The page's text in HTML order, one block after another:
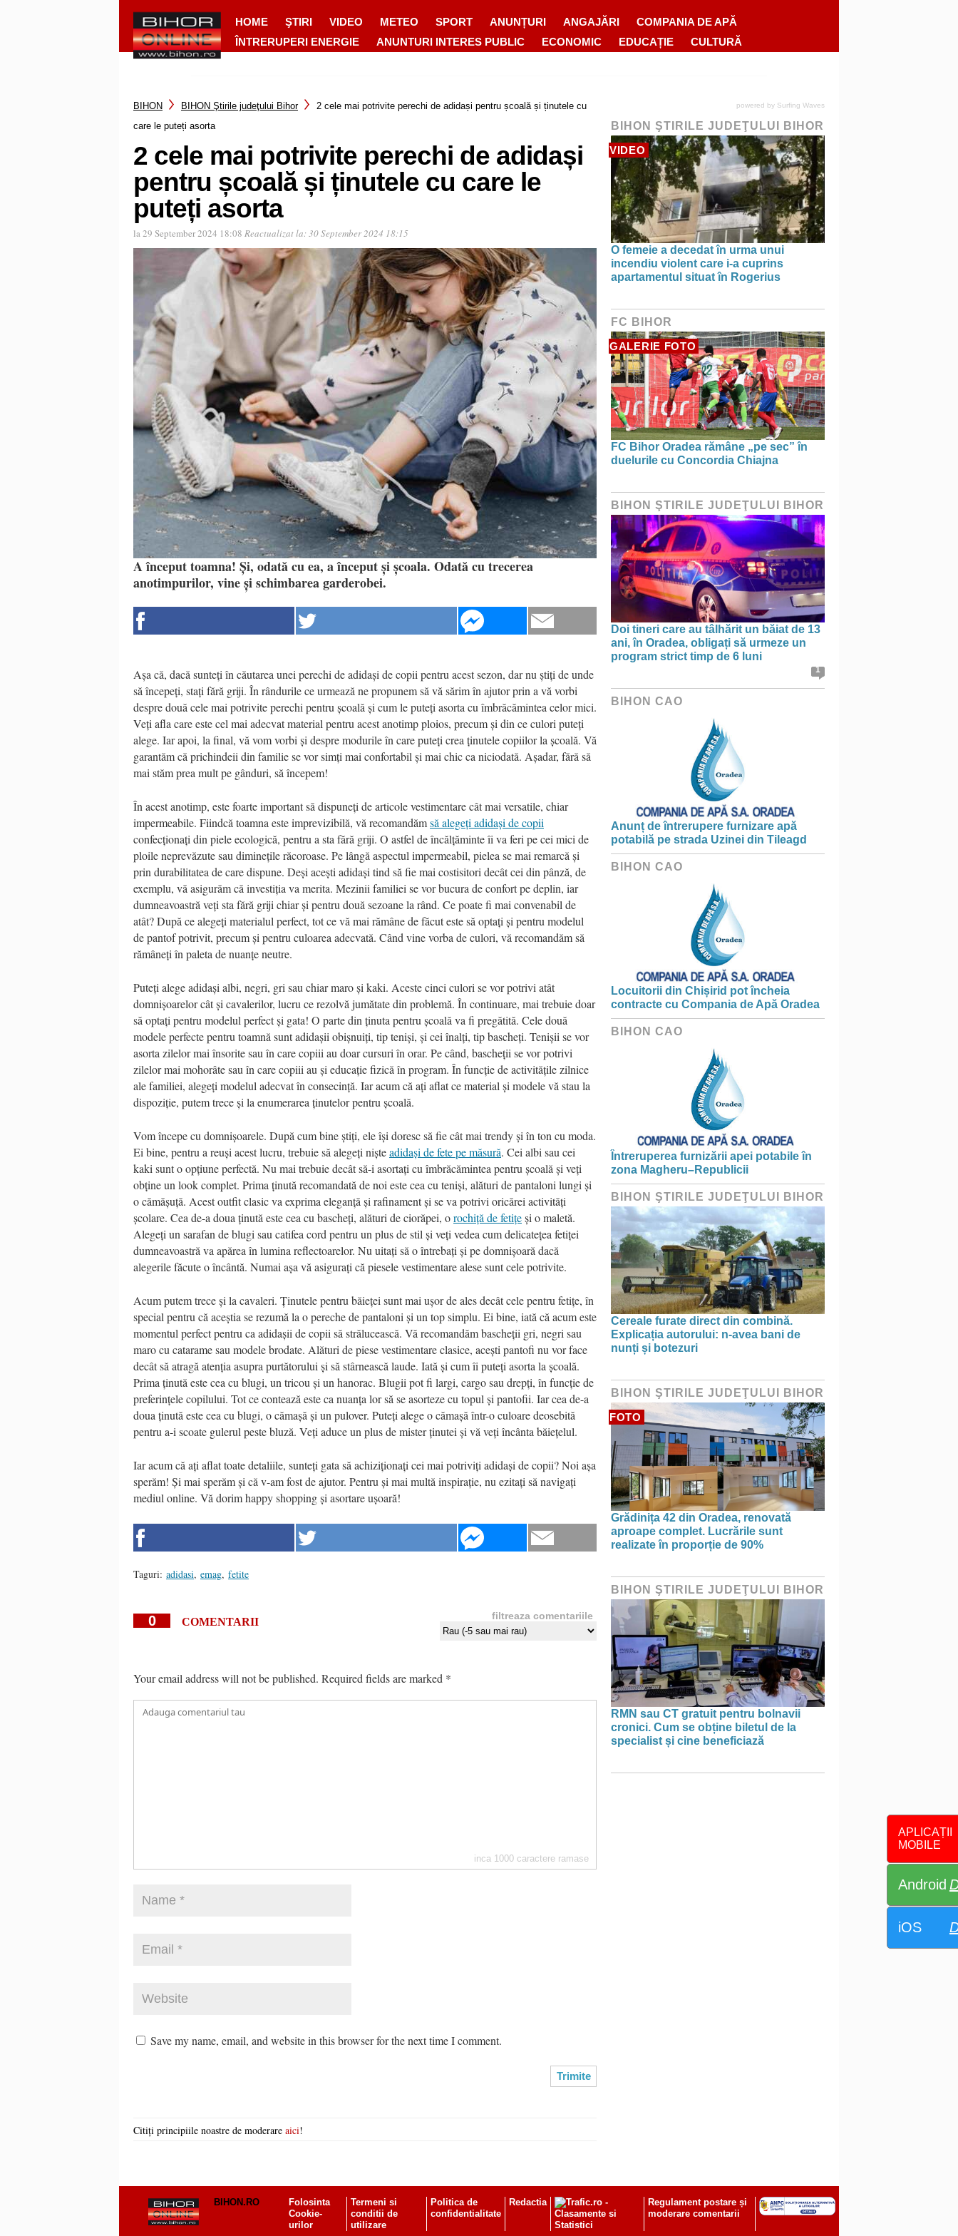
HOME ŞTIRI VIDEO METEO SPORT ANUNȚURI ANGAJĂRI
COMPANIA DE APĂ
ÎNTRERUPERI ENERGIE
ANUNTURI INTERES PUBLIC ECONOMIC EDUCAȚIE CULTURĂ
APLICAȚII
MOBILE
Android
iOS
BIHON BIHON Ştirile judeţului Bihor
2 cele mai potrivite perechi de adidași pentru școală și ținutele cu
care le puteți asorta
2 cele mai potrivite perechi de adidași
pentru școală și ținutele cu care le
puteți asorta
la 29 September 2024 18:08 Reactualizat la:30 September 2024 18:15
A început toamna! Și, odată cu ea, a început și școala. Odată cu trecerea
anotimpurilor, vine și schimbarea garderobei.
Așa că, dacă sunteți în căutarea unei perechi de adidași de copii pentru acest sezon, dar nu știți de unde
să începeți, stați fără griji. În rândurile ce urmează ne propunem să vă sărim în ajutor prin a vă vorbi
despre două cele mai potrivite perechi pentru școală și cum le puteți asorta cu îmbrăcămintea celor mici.
Veți afla care este cel mai adecvat material pentru acest anotimp ploios, precum și din ce culori puteți
alege. Iar apoi, la final, vă vom vorbi și despre modurile în care puteți crea ținutele copiilor la școală. Vă
garantăm că prichindeii din familie se vor simți mai confortabil și mai chic ca niciodată. Așadar, fără să
mai stăm prea mult pe gânduri, să începem!
În acest anotimp, este foarte important să dispuneți de articole vestimentare cât mai versatile, chiar
impermeabile. Fiindcă toamna este imprevizibilă, vă recomandămsă alegeți adidași de copii
confecționați din piele ecologică, pentru a sta fără griji. O astfel de încălțăminte îi va feri pe cei mici de
ploile neprevăzute sau diminețile răcoroase. Pe lângă aspectul impermeabil, pielea se mai remarcă și
prin durabilitatea de care dispune. Deși acești adidași tind să fie mai costisitori decât cei din pânză, de
exemplu, vă asigurăm că investiția va merita. Mezinii familiei se vor bucura de confort pe deplin, iar
dumneavoastră veți sta fără griji chiar și pentru două sezoane la rând. Ce poate fi mai convenabil de
atât? După ce alegeți materialul perfect, tot ce vă mai rămâne de făcut este să optați și pentru modelul
de pantof potrivit, precum și pentru culoarea adecvată. Când vine vorba de culori, vă recomandăm să
rămâneți în paleta de nuanțe neutre.
Puteți alege adidași albi, negri, gri sau chiar maro și kaki. Aceste cinci culori se vor potrivi atât
domnișoarelor cât și cavalerilor, lucru ce rezolvă jumătate din problemă. În continuare, mai trebuie doar
să optați pentru modelul perfect și gata! O parte din ținuta pentru școală va fi pregătită. Cele două
modele perfecte pentru toamnă sunt adidașii obișnuiți, tip teniși, și cei înalți, tip bascheți. Tenișii se vor
asorta zilelor mai însorite sau în care copiii au doar cursuri în orar. Pe când, bascheții se vor potrivi
zilelor mai mohorâte sau în care copiii au și educație fizică în program. În funcție de activitățile zilnice
ale familiei, alegeți modelul adecvat în consecință. Iar acum că ați aflat ce material și modele vă stau la
dispoziție, putem trece și la enumerarea ținutelor pentru școală.
Vom începe cu domnișoarele. După cum bine știți, ele își doresc să fie cât mai trendy și în ton cu moda.
Ei bine, pentru a reuși acest lucru, trebuie să alegeți nișteadidași de fete pe măsură. Cei albi sau cei
kaki sunt o opțiune perfectă. Nu mai trebuie decât să-i asortați cu îmbrăcămintea pentru școală și veți
obține un look complet. Prima ținută recomandată de noi este cea cu teniși, alături de pantaloni lungi și
o cămășuță. Acest outfit clasic va exprima eleganță și rafinament și se va potrivi oricărei activități
școlare. Cea de-a doua ținută este cea cu bascheți, alături de ciorăpei, orochiță de fetițeși o maletă.
Alegeți un sarafan de blugi sau catifea cord pentru un plus de stil și veți vedea cum delicatețea fetiței
dumneavoastră va apărea în lumina reflectoarelor. Nu uitați să o întrebați și pe domnișoară dacă
alegerile făcute o încântă. Numai așa vă asigurați că piesele vestimentare alese sunt cele potrivite.
Acum putem trece și la cavaleri. Ținutele pentru băieței sunt mai ușor de ales decât cele pentru fetițe, în
special pentru că aceștia se rezumă la o pereche de pantaloni și un top simplu. Ei bine, iată că acum este
momentul perfect pentru ca adidașii de copii să strălucească. Vă recomandăm bascheții gri, negri sau
maro cu catarame sau modele brodate. Alături de piese vestimentare clasice, acești pantofi nu vor face
decât să atragă atenția asupra purtătorului și să stârnească laude. Iată și cum îi puteți asorta la școală.
Prima ținută este cea cu blugi, un tricou și un hanorac. Blugii pot fi largi, cargo sau drepți, în funcție de
preferințele copilului. Tot ce contează este ca nuanța lor să se asorteze cu topul și pantofii. Iar cea de-a
doua ținută este cea cu blugi, o cămașă și un pulover. Puteți alege o cămașă într-o culoare deosebită
pentru a-i scoate gulerul peste bluză. Veți aduce un plus de mister ținutei și vă veți încânta băiețelul.
Iar acum că ați aflat toate detaliile, sunteți gata să achiziționați cei mai potriviți adidași de copii? Noi așa
sperăm! Și mai sperăm și că v-am fost de ajutor. Pentru și mai multă inspirație, nu ezitați să navigați
mediul online. Vă dorim happy shopping și asortare ușoară!
Taguri: adidasi, emag, fetite
0 COMENTARII filtreaza comentariile
Your email address will not be published. Required fields are marked *
inca 1000 caractere ramase
Save my name, email, and website in this browser for the next time I comment.
Citiți principiile noastre de moderare aici!
powered by Surfing Waves
BIHON ŞTIRILE JUDEŢULUI BIHOR
VIDEO
O femeie a decedat în urma unui
incendiu violent care i-a cuprins
apartamentul situat în Rogerius
FC BIHOR
GALERIE FOTO
FC Bihor Oradea rămâne „pe sec” în
duelurile cu Concordia Chiajna
BIHON ŞTIRILE JUDEŢULUI BIHOR
Doi tineri care au tâlhărit un băiat de 13
ani, în Oradea, obligați să urmeze un
program strict timp de 6 luni
1
BIHON CAO
Anunț de întrerupere furnizare apă
potabilă pe strada Uzinei din Tileagd
BIHON CAO
Locuitorii din Chișirid pot încheia
contracte cu Compania de Apă Oradea
BIHON CAO
Întreruperea furnizării apei potabile în
zona Magheru–Republicii
BIHON ŞTIRILE JUDEŢULUI BIHOR
Cereale furate direct din combină.
Explicația autorului: n-avea bani de
nunți și botezuri
BIHON ŞTIRILE JUDEŢULUI BIHOR
FOTO
Grădinița 42 din Oradea, renovată
aproape complet. Lucrările sunt
realizate în proporție de 90%
BIHON ŞTIRILE JUDEŢULUI BIHOR
RMN sau CT gratuit pentru bolnavii
cronici. Cum se obține biletul de la
specialist și cine beneficiază
BIHON.RO
Folosinta
Cookie-
urilor
Termeni si
conditii de
utilizare
Politica de
confidentialitate
Redactia
Regulament postare și
moderare comentarii